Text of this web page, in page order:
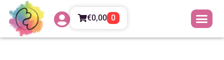
€0,00 0